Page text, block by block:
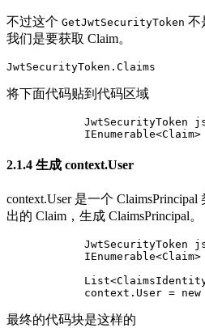
不过这个 GetJwtSecurityToken 不
我们是要获取 Claim。
JwtSecurityToken.Claims
将下面代码贴到代码区域
JwtSecurityToken
IEnumerable<Claim>
2.1.4 生成 context.User
context.User 是一个
出的 Claim，生成 ClaimsPrincipal。
JwtSecurityToken
IEnumerable<Claim>
context.User = new
最终的代码块是这样的